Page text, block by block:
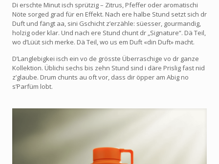
Di erschte Minut isch sprützig – Zitrus, Pfeffer oder aromatischi
Nöte sorged grad für en Effekt. Nach ere halbe Stund setzt sich dr
Duft und fängt aa, sini Gschicht z’erzähle: süesser, gourmandig,
holzig oder klar. Und nach ere Stund chunt dr „Signature“. Dä Teil,
wo d’Lüüt sich merke. Dä Teil, wo us em Duft «din Duft» macht.
D’Langlebigkei isch ein vo de grösste Überraschige vo dr ganze
Kollektion. Üblichi sechs bis zehn Stund sind i däre Prislig fast nid
z’glaube. Drum chunts au oft vor, dass dir öpper am Abig no
s’Parfüm lobt.